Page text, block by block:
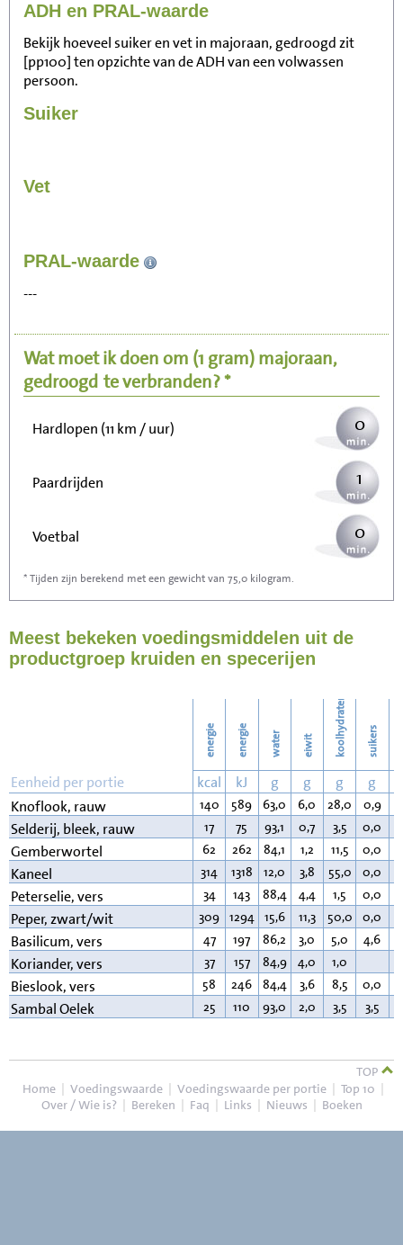
ADH en PRAL-waarde
Bekijk hoeveel suiker en vet in majoraan, gedroogd zit
[pp100] ten opzichte van de ADH van een volwassen
persoon.
Suiker
Vet
PRAL-waarde
---
Wat moet ik doen om (1 gram)majoraan,
gedroogd te verbranden? *
Zitten, tv kijken
Wandelen (5 km/uur)
Hardlopen (11 km / uur) 0
Paardrijden 1
Voetbal 0
Stofzuigen
Strijken
* Tijden zijn berekend met een gewicht van 75,0 kilogram.
Meest bekeken voedingsmiddelen uit de
productgroep kruiden en specerijen
energie energie water eiwit koolhydraten suikers
Eenheid per portie kcal kJ g g g g
Knoflook, rauw
140 589 63,0 6,0 28,0 0,9
Selderij, bleek, rauw 17 75 93,1 0,7 3,5 0,0
Gemberwortel 62 262 84,1 1,2 11,5 0,0
Kaneel 314 1318 12,0 3,8 55,0 0,0
Peterselie, vers 34 143 88,4 4,4 1,5 0,0
Peper, zwart/wit 309 1294 15,6 11,3 50,0 0,0
Basilicum, vers 47 197 86,2 3,0 5,0 4,6
Koriander, vers 37 157 84,9 4,0 1,0
Bieslook, vers 58 246 84,4 3,6 8,5 0,0
Sambal Oelek 25 110 93,0 2,0 3,5 3,5
TOP
Home | Voedingswaarde | Voedingswaarde per portie | Top 10 |
Over / Wie is? | Bereken | Faq | Links | Nieuws | Boeken